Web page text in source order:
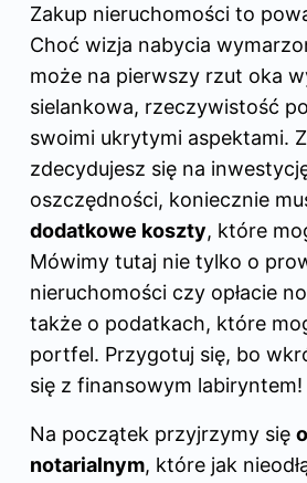
Zakup nieruchomości to
Choć wizja nabycia
może na pierwszy rzut oka
sielankowa, rzeczywistość
swoimi ukrytymi aspektami.
zdecydujesz się na
oszczędności, koniecznie
dodatkowe koszty, które
Mówimy tutaj nie tylko o
nieruchomości czy opłacie
także o podatkach, które
portfel. Przygotuj się, bo
się z finansowym labiryntem!
Na początek przyjrzymy się
notarialnym, które jak